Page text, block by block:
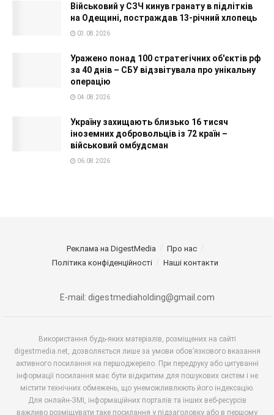
Військовий у СЗЧ кинув гранату в підлітків
на Одещині, постраждав 13-річний хлопець
03.08.2026
Уражено понад 100 стратегічних об'єктів рф
за 40 днів – СБУ відзвітувала про унікальну
операцію
04.08.2026
Україну захищають близько 16 тисяч
іноземних добровольців із 72 країн –
військовий омбудсман
06.08.2026
Реклама на DigestMedia
Про нас
Політика конфіденційності
Наші контакти
E-mail: digestmediaholding@gmail.com
Використання будь-яких матеріалів, розміщених на сайті
digestmedia.net, дозволяється лише за умови обов’язкового вказання
активного посилання на першоджерело. При передруку або цитуванні
інформації посилання має бути відкритим для пошукових систем і не
містити технічних обмежень, що унеможливлюють його індексацію.
Для онлайн-ЗМІ, інформаційних порталів та інших веб-ресурсів
важливо розміщувати таке посилання у підзаголовку або в першому